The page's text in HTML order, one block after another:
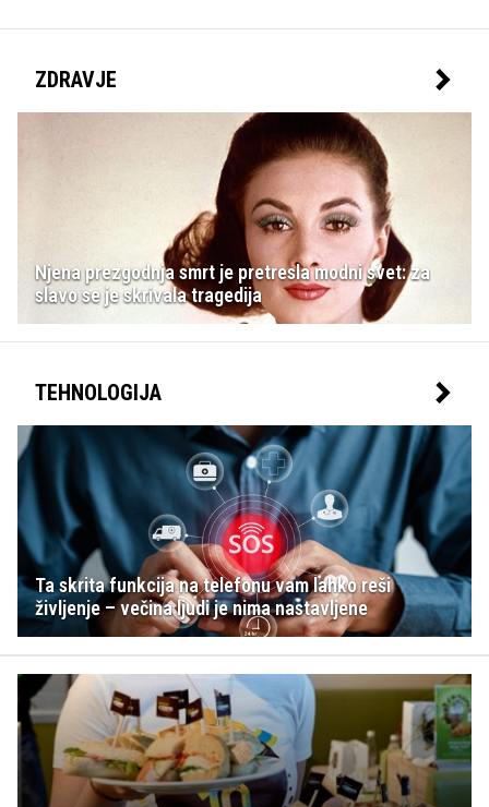
ZDRAVJE
Njena prezgodnja smrt je pretresla modni svet: za
slavo se je skrivala tragedija
TEHNOLOGIJA
Ta skrita funkcija na telefonu vam lahko reši
življenje – večina ljudi je nima nastavljene